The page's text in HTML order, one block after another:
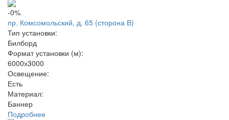
-0%
пр. Комсомольский, д. 65 (сторона В)
Тип установки:
Билборд
Формат установки (м):
6000х3000
Освещение:
Есть
Материал:
Баннер
Подробнее